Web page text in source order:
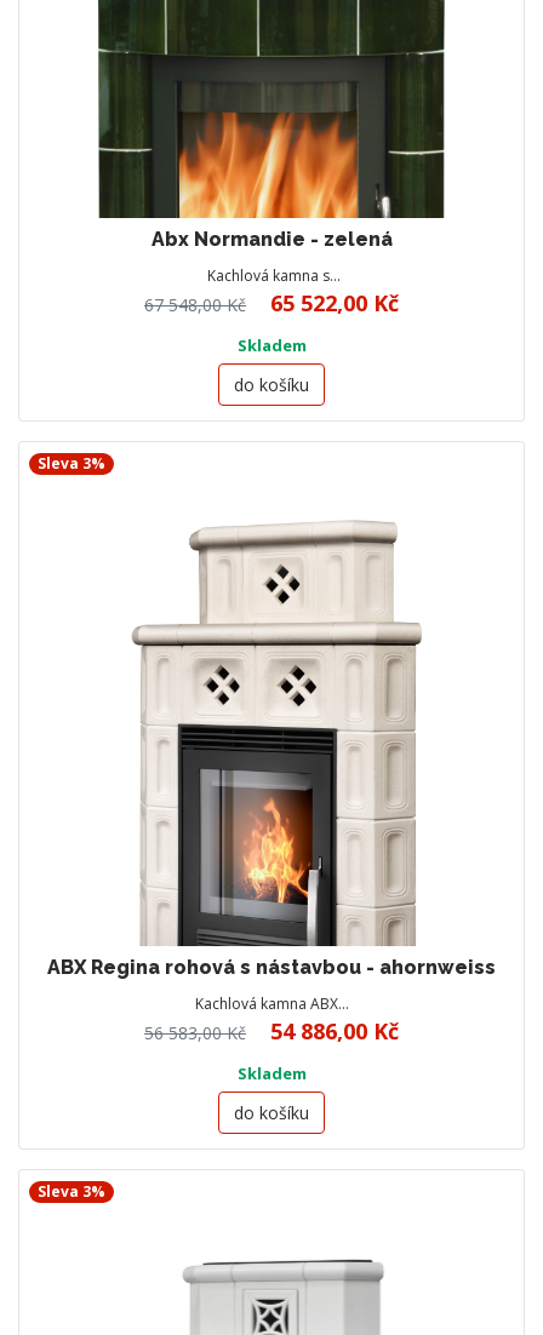
Abx Normandie - zelená
Kachlová kamna s…
67 548,00 Kč 65 522,00 Kč
Skladem
do košíku
Sleva 3%
ABX Regina rohová s nástavbou - ahornweiss
Kachlová kamna ABX…
56 583,00 Kč 54 886,00 Kč
Skladem
do košíku
Sleva 3%